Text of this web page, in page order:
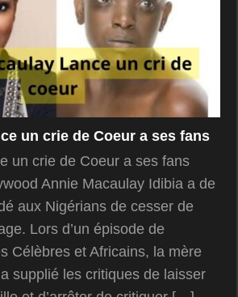
un crie de Coeur a ses fans
un crie de Coeur a ses fans
Annie Macaulay Idibia a de
aux Nigérians de cesser de
Lors d’un épisode de
Célèbres et Africains, la mère
supplié les critiques de laisser